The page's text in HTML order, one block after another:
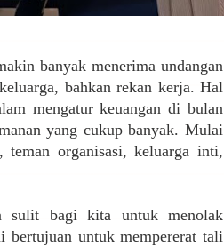
banyak menerima undangan
bahkan rekan kerja. Hal
mengatur keuangan di bulan
yang cukup banyak. Mulai
organisasi, keluarga inti,
sulit bagi kita untuk menolak
bertujuan untuk mempererat tali